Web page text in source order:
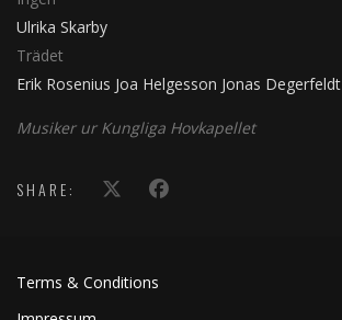
Ulrika Skarby
Trädet
Erik Rosenius Joa Helgesson Jonas Degerfeldt
Musiker ur Kungliga Hovkapellet
SHARE:
Terms & Conditions